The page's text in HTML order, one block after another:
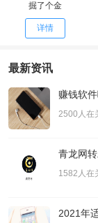
掘了个金
详情
最新资讯
赚钱软
2500人在
青龙网
1582人在
2021年